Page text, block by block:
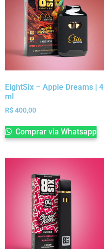
EightSix – Apple Dreams | 4
ml
R$400,00
Comprar via Whatsapp